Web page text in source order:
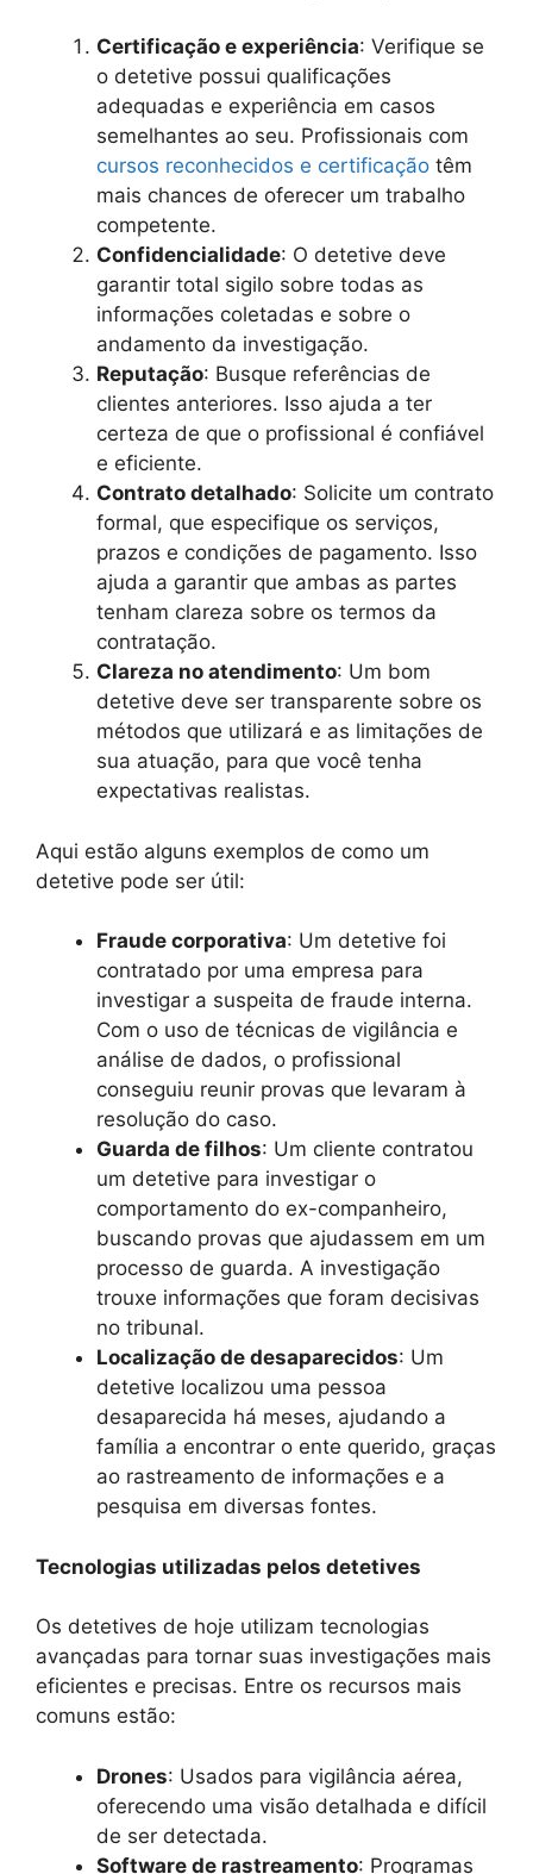
Certificação e experiência: Verifique se
o detetive possui qualificações
adequadas e experiência em casos
semelhantes ao seu. Profissionais com
cursos reconhecidos e certificação têm
mais chances de oferecer um trabalho
competente.
Confidencialidade: O detetive deve
garantir total sigilo sobre todas as
informações coletadas e sobre o
andamento da investigação.
Reputação: Busque referências de
clientes anteriores. Isso ajuda a ter
certeza de que o profissional é confiável
e eficiente.
Contrato detalhado: Solicite um contrato
formal, que especifique os serviços,
prazos e condições de pagamento. Isso
ajuda a garantir que ambas as partes
tenham clareza sobre os termos da
contratação.
Clareza no atendimento: Um bom
detetive deve ser transparente sobre os
métodos que utilizará e as limitações de
sua atuação, para que você tenha
expectativas realistas.
Aqui estão alguns exemplos de como um
detetive pode ser útil:
Fraude corporativa: Um detetive foi
contratado por uma empresa para
investigar a suspeita de fraude interna.
Com o uso de técnicas de vigilância e
análise de dados, o profissional
conseguiu reunir provas que levaram à
resolução do caso.
Guarda de filhos: Um cliente contratou
um detetive para investigar o
comportamento do ex-companheiro,
buscando provas que ajudassem em um
processo de guarda. A investigação
trouxe informações que foram decisivas
no tribunal.
Localização de desaparecidos: Um
detetive localizou uma pessoa
desaparecida há meses, ajudando a
família a encontrar o ente querido, graças
ao rastreamento de informações e a
pesquisa em diversas fontes.
Tecnologias utilizadas pelos detetives
Os detetives de hoje utilizam tecnologias
avançadas para tornar suas investigações mais
eficientes e precisas. Entre os recursos mais
comuns estão:
Drones: Usados para vigilância aérea,
oferecendo uma visão detalhada e difícil
de ser detectada.
Software de rastreamento: Programas